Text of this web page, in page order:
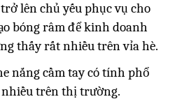
lên chủ yếu phục vụ cho
bóng râm để kinh doanh
thấy rất nhiều trên vỉa hè.
nắng cầm tay có tính phổ
trên thị trường.